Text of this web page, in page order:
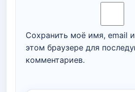
Сохранить моё имя, email
этом браузере для
комментариев.